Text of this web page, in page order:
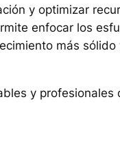
y optimizar
enfocar los
más
y